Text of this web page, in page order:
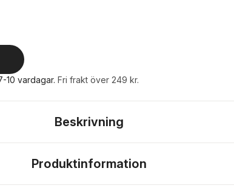
10 vardagar. Fri frakt över 249 kr.
Beskrivning
Produktinformation